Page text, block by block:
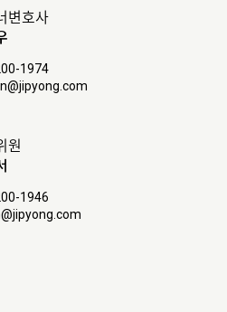
변호사
1974
원
1946